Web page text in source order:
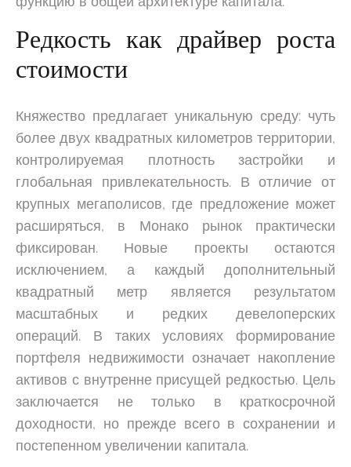
Редкость как драйвер роста
стоимости
Княжество предлагает уникальную среду: чуть
более двух квадратных километров территории,
контролируемая плотность застройки и
глобальная привлекательность. В отличие от
крупных мегаполисов, где предложение может
расширяться, в Монако рынок практически
фиксирован. Новые проекты остаются
исключением, а каждый дополнительный
квадратный метр является результатом
масштабных и редких девелоперских
операций. В таких условиях формирование
портфеля недвижимости означает накопление
активов с внутренне присущей редкостью. Цель
заключается не только в краткосрочной
доходности, но прежде всего в сохранении и
постепенном увеличении капитала.